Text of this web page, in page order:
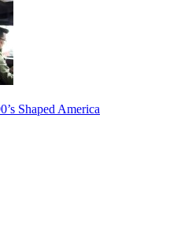
Shaped America